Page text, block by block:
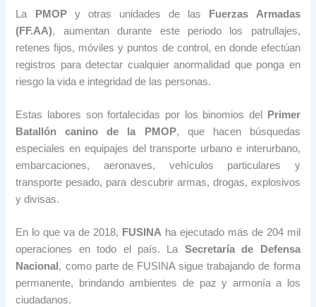
La PMOPy otras unidades de las
Fuerzas Armadas
(FF.AA), aumentan durante este periodo los patrullajes,
retenes fijos, móviles y puntos de control, en donde efectúan
registros para detectar cualquier anormalidad que ponga en
riesgo la vida e integridad de las personas.
Estas labores son fortalecidas por los binomios del
Primer
Batallón canino de la PMOP, que hacen búsquedas
especiales en equipajes del transporte urbano e interurbano,
embarcaciones, aeronaves, vehículos particulares y
transporte pesado, para descubrir armas, drogas, explosivos
y divisas.
En lo que va de 2018, FUSINA ha ejecutado más de 204 mil
operaciones en todo el país. La Secretaría de Defensa
Nacional , como parte de FUSINA sigue trabajando de forma
permanente, brindando ambientes de paz y armonía a los
ciudadanos.